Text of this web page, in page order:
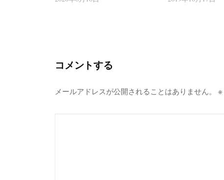
コメントする
メールアドレスが公開されることはありません。 ※